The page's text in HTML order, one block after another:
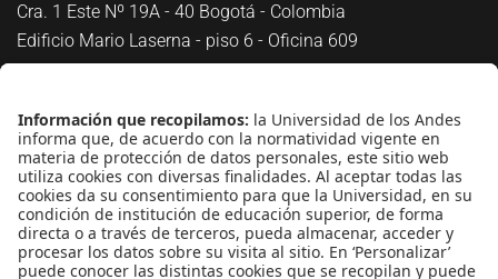
Cra. 1 Este Nº 19A - 40 Bogotá - Colombia
Edificio Mario Laserna - piso 6 - Oficina 609
+(571) 339 49 49 - Ext. 4830
Enlaces de interés
Línea de Transparencia Uniandes